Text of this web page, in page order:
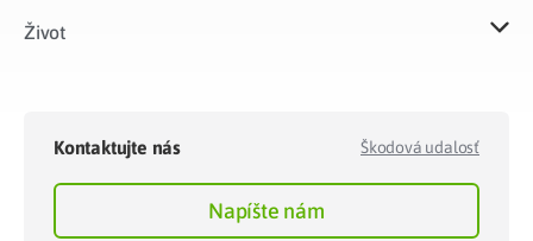
Život​
Kontaktujte nás Škodová udalosť
Napíšte nám